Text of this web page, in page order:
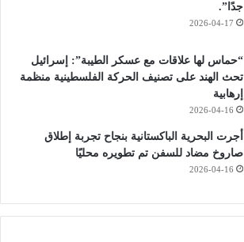
جدًا”.
2026-04-17
“حماس لها علاقات مع عسكر الطيبة”: إسرائيل
تحث الهند على تصنيف الحركة الفلسطينية منظمة
إرهابية
2026-04-16
أجرت البحرية الباكستانية بنجاح تجربة إطلاق
صاروخ مضاد للسفن تم تطويره محليًا
2026-04-16